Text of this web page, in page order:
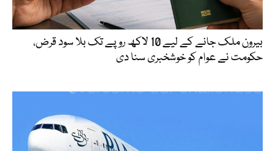
بیرون ملک جانے کے لیے 10 لاکھ روپے تک بلا سود قرض،
حکومت نے عوام کو خوشخبری سنا دی